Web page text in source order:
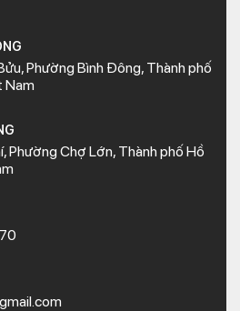
Phường Bình Đông, Thành phố
Nam
Phường Chợ Lớn, Thành phố Hồ